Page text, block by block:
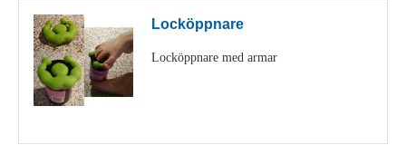
Locköppnare
Locköppnare med armar